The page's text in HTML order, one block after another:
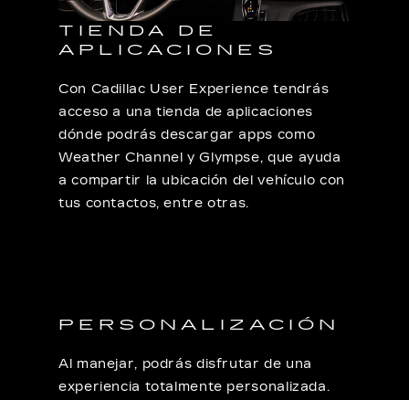
TIENDA DE
APLICACIONES
Con Cadillac User Experience tendrás
acceso a una tienda de aplicaciones
dónde podrás descargar apps como
Weather Channel y Glympse, que ayuda
a compartir la ubicación del vehículo con
tus contactos, entre otras.
PERSONALIZACIÓN
Al manejar, podrás disfrutar de una
experiencia totalmente personalizada.